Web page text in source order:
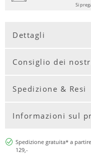
Si
Dettagli
Consiglio dei
Spedizione & Resi
Informazioni sul
Spedizione gratuita* a
129,-